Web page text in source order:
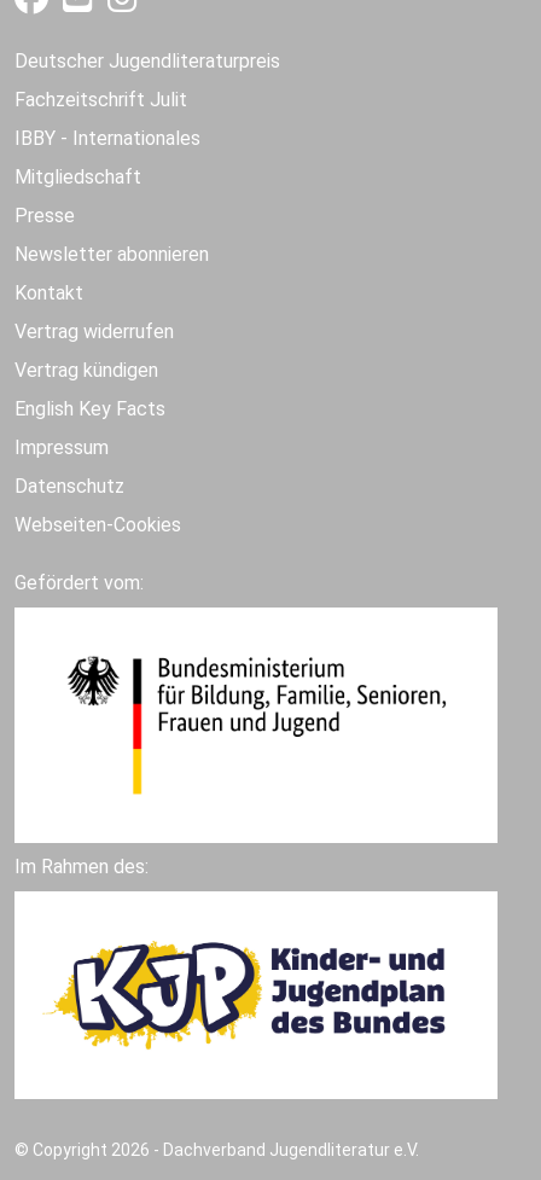
Deutscher Jugendliteraturpreis
Fachzeitschrift Julit
IBBY - Internationales
Mitgliedschaft
Presse
Newsletter abonnieren
Kontakt
Vertrag widerrufen
Vertrag kündigen
English Key Facts
Impressum
Datenschutz
Webseiten-Cookies
Gefördert vom:
Im Rahmen des:
© Copyright 2026 - Dachverband Jugendliteratur e.V.